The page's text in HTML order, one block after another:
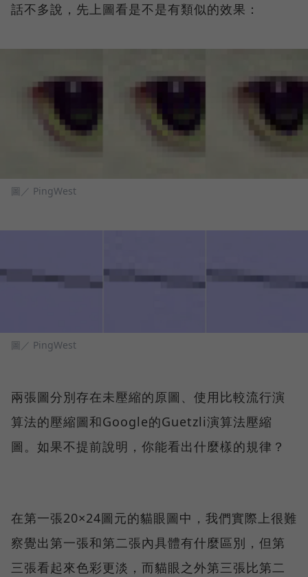
話不多說，先上圖看是不是有類似的效果：
圖／ PingWest
圖／ PingWest
兩張圖分別存在未壓縮的原圖、使用比較流行演
算法的壓縮圖和Google的Guetzli演算法壓縮
圖。如果不提前說明，你能看出什麼樣的規律？
在第一張20×24圖元的貓眼圖中，我們實際上很難
察覺出第一張和第二張內具體有什麼區別，但第
三張看起來色彩更淡，而貓眼之外第三張比第二